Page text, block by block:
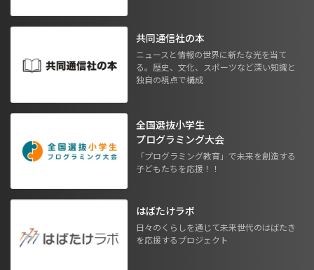
共同通信社の本
ニュースと情報の世界に新たな光を当て
る。歴史、文化、スポーツなど深い知識と
独自の視点で構成
全国選抜小学生
プログラミング大会
「プログラミング教育」で未来を創造する
子どもたちを応援！！
はばたけラボ
日々のくらしを通じて未来世代のはばたき
を応援するプロジェクト